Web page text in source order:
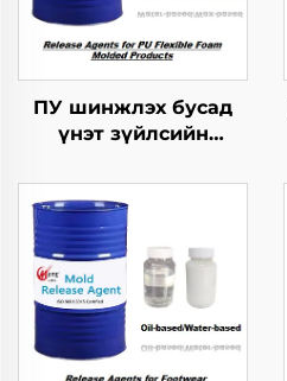
ПУ шинжлэх бусад
үнэт зүйлсийн
бутархайг гаргах
агент